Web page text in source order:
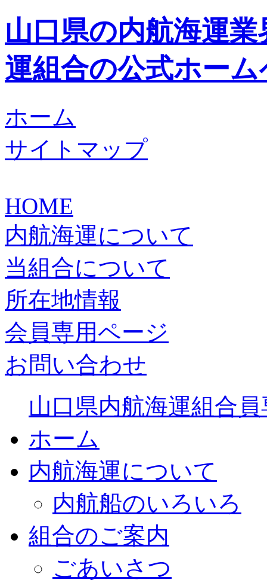
山口県の内航海運
運組合の公式ホー
ホーム
サイトマップ
HOME
内航海運について
当組合について
所在地情報
会員専用ページ
お問い合わせ
山口県内航海運組合
ホーム
内航海運について
内航船のいろいろ
組合のご案内
ごあいさつ